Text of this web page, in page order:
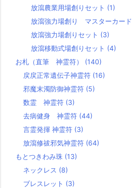
放瀉農業用場創りセット (1)
放瀉強力場創り マスターカード
放瀉強力場創りセット (3)
放瀉移動式場創りセット (4)
お札（直筆 神霊符） (140)
戻戻正常遺伝子神霊符 (16)
邪魔末濁防御神霊符 (5)
数霊 神霊符 (3)
去病健身 神霊符 (44)
言霊発揮 神霊符 (3)
放瀉修祓邪気神霊符 (64)
もとつきわみ珠 (13)
ネックレス (8)
ブレスレット (3)